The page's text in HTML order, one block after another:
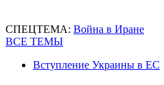
СПЕЦТЕМА: Война в Иране
ВСЕ ТЕМЫ
Вступление Украины в ЕС